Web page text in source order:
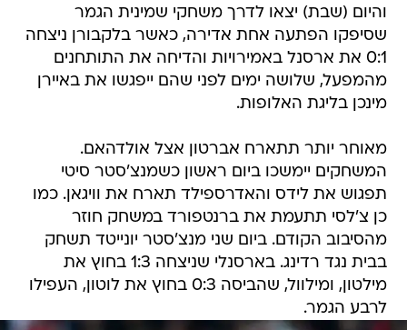
והיום (שבת) יצאו לדרך משחקי שמינית הגמר
שסיפקו הפתעה אחת אדירה, כאשר בלקבורן ניצחה
0:1 את ארסנל באמירויות והדיחה את התותחנים
מהמפעל, שלושה ימים לפני שהם ייפגשו את באיירן
מינכן בליגת האלופות.
מאוחר יותר תתארח אברטון אצל אולדהאם.
המשחקים יימשכו ביום ראשון כשמנצ'סטר סיטי
תפגוש את לידס והאדרספילד תארח את וויגאן. כמו
כן צ'לסי תתעמת את ברנטפורד במשחק חוזר
מהסיבוב הקודם. ביום שני מנצ'סטר יונייטד תשחק
בבית נגד רדינג. בארסנלי שניצחה 1:3 בחוץ את
מילטון, ומילוול, שהביסה 0:3 בחוץ את לוטון, העפילו
לרבע הגמר.